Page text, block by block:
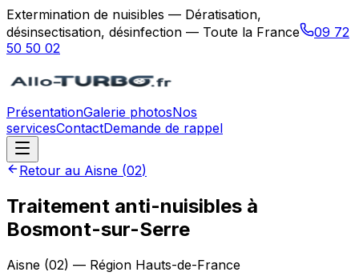
Extermination de nuisibles — Dératisation,
désinsectisation, désinfection — Toute la France
09 72
50 50 02
PrésentationGalerie photosNos
servicesContactDemande de rappel
Retour au Aisne (02)
Traitement anti-nuisibles à
Bosmont-sur-Serre
Aisne (02) — Région Hauts-de-France